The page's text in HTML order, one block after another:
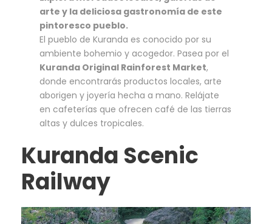
arte y la deliciosa gastronomía de este
pintoresco pueblo.
El pueblo de Kuranda es conocido por su
ambiente bohemio y acogedor. Pasea por el
Kuranda Original Rainforest Market,
donde encontrarás productos locales, arte
aborigen y joyería hecha a mano. Relájate
en cafeterías que ofrecen café de las tierras
altas y dulces tropicales.
Kuranda Scenic
Railway